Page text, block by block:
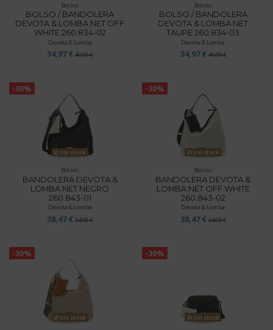
Bolsos
BOLSO / BANDOLERA
DEVOTA & LOMBA NET OFF
WHITE 260.834-02
Devota & Lomba
34,97 €49,95 €
Bolsos
BOLSO / BANDOLERA
DEVOTA & LOMBA NET
TAUPE 260.834-03
Devota & Lomba
34,97 € 49,95 €
-30%
Sin stock
Bolsos
BANDOLERA DEVOTA &
LOMBA NET NEGRO
260.843-01
Devota & Lomba
38,47 €54,95 €
-30%
Sin stock
Bolsos
BANDOLERA DEVOTA &
LOMBA NET OFF WHITE
260.843-02
Devota & Lomba
38,47 € 54,95 €
-30%
Sin stock
-30%
Sin stock